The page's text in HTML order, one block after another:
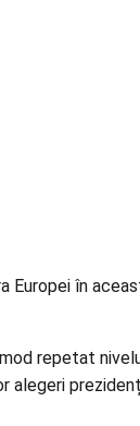
Europei în
repetat